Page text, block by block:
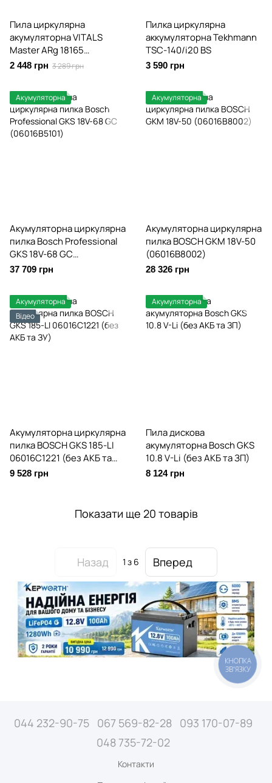
Пила циркулярна
акумуляторна VITALS
Master ARg 18165
SmartLine+
2 448 грн 3 289 грн
Пилка циркулярна
аккумуляторна Tekhmann
TSC-140/i20 BS
3 590 грн
Акумуляторна
Акумуляторна циркулярна
пилка Bosch Professional
GKS 18V-68 GC
(06016B5101)
37 709 грн
Акумуляторна
Акумуляторна циркулярна
пилка BOSCH GKM 18V-50
(06016B8002)
28 326 грн
Акумуляторна
Відео
Акумуляторна циркулярна
пилка BOSCH GKS 185-LI
06016C1221 (без АКБ та
ЗУ)
9 528 грн
Акумуляторна
Пила дискова
акумуляторна Bosch GKS
10.8 V-Li (без АКБ та ЗП)
8 124 грн
Показати ще 20 товарів
Назад 1 з 6 Вперед
044 232-90-75 067 569-82-28
093 170-07-89
048 735-72-02
Контакти
КНОПКА
ЗВ'ЯЗКУ